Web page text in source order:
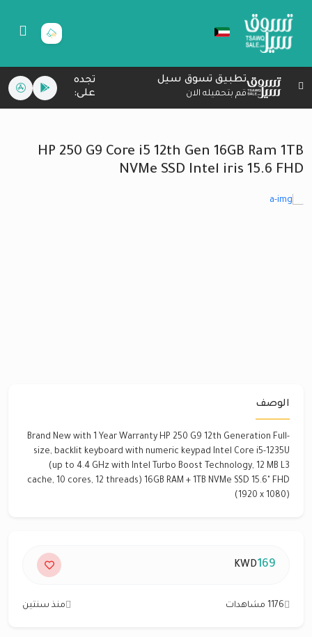
تطبيق تسوق سيل
قم بتحميله الان
تجده
على:
HP 250 G9 Core i5 12th Gen 16GB Ram 1TB
NVMe SSD Intel iris 15.6 FHD
الوصف
Brand New with 1 Year Warranty HP 250 G9 12th Generation Full-
size, backlit keyboard with numeric keypad Intel Core i5-1235U
(up to 4.4 GHz with Intel Turbo Boost Technology, 12 MB L3
cache, 10 cores, 12 threads) 16GB RAM + 1TB NVMe SSD 15.6" FHD
(1920 x 1080)
169
KWD
1176 مشاهدات منذ سنتين